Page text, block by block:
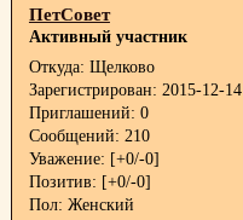
ПетСовет
Активный участник
Откуда: Щелково
Зарегистрирован: 2015-12-14
Приглашений: 0
Сообщений: 210
Уважение: [+0/-0]
Позитив: [+0/-0]
Пол: Женский